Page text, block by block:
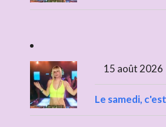
15 août 2026
Le samedi,